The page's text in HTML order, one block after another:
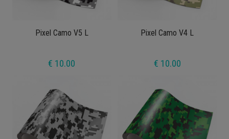
Pixel Camo V5 L
€ 10.00
Pixel Camo V4 L
€ 10.00